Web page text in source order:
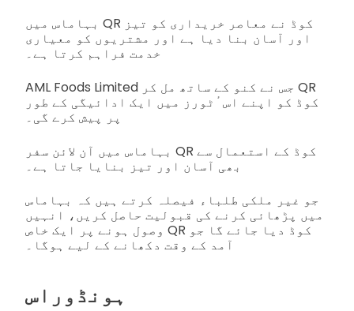
بہاماس میں QR کوڈ نے معاصر خریداری کو تیز
اور آسان بنا دیا ہے اور مشتریوں کو معیاری
خدمت فراہم کرتا ہے۔
AML Foods Limited جس نے کنو کے ساتھ مل کر QR
کوڈ کو اپنے اسٴٹورز میں ایک ادائیگی کے طور
پر پیش کرے گی۔
بہاماس میں آن لائن سفر QR کوڈ کے استعمال سے
بھی آسان اور تیز بنایا جاتا ہے۔
جو غیر ملکی طلباء فیصلہ کرتے ہیں کہ بہاماس
میں پڑھائی کرنے کی قبولیت حاصل کریں، انہیں
وصول ہونے پر ایک خاص QR کوڈ دیا جائے گا جو
آمد کے وقت دکھانے کے لیے ہوگا۔
ہونڈوراس